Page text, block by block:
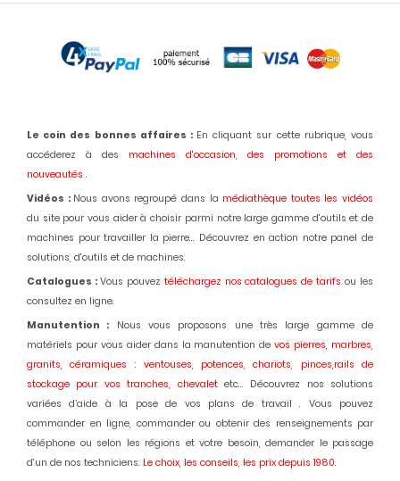
Le coin des bonnes affaires : En cliquant sur cette rubrique, vous
accéderez à des machines d'occasion, des promotions et des
nouveautés .
Vidéos : Nous avons regroupé dans la médiathèque toutes les vidéos
du site pour vous aider à choisir parmi notre large gamme d'outils et de
machines pour travailler la pierre... Découvrez en action notre panel de
solutions, d'outils et de machines.
Catalogues : Vous pouvez téléchargez nos catalogues de tarifs ou les
consultez en ligne.
Manutention : Nous vous proposons une très large gamme de
matériels pour vous aider dans la manutention devos pierres, marbres,
granits, céramiques : ventouses, potences, chariots, pinces,rails de
stockage pour vos tranches, chevalet etc... Découvrez nos solutions
variées d’aide à la pose de vos plans de travail . Vous pouvez
commander en ligne, commander ou obtenir des renseignements par
téléphone ou selon les régions et votre besoin, demander le passage
d'un de nos techniciens. Le choix, les conseils, les prix depuis 1980.